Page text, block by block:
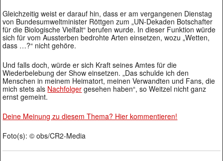
Gleichzeitig weist er darauf hin, dass er am vergangenen Dienstag
von Bundesumweltminister Röttgen zum „UN-Dekaden Botschafter
für die Biologische Vielfalt“ berufen wurde. In dieser Funktion würde
sich für vom Aussterben bedrohte Arten einsetzen, wozu „Wetten,
dass …?“ nicht gehöre.
Und falls doch, würde er sich Kraft seines Amtes für die
Wiederbelebung der Show einsetzen. „Das schulde ich den
Menschen in meinem Heimatort, meinen Verwandten und Fans, die
mich stets als Nachfolger gesehen haben“, so Weitzel nicht ganz
ernst gemeint.
Deine Meinung zu diesem Thema? Hier kommentieren!
Foto(s): © obs/CR2-Media